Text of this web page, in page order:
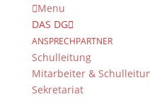
Menu
DAS DG
ANSPRECHPARTNER
Schulleitung
Mitarbeiter &
Sekretariat